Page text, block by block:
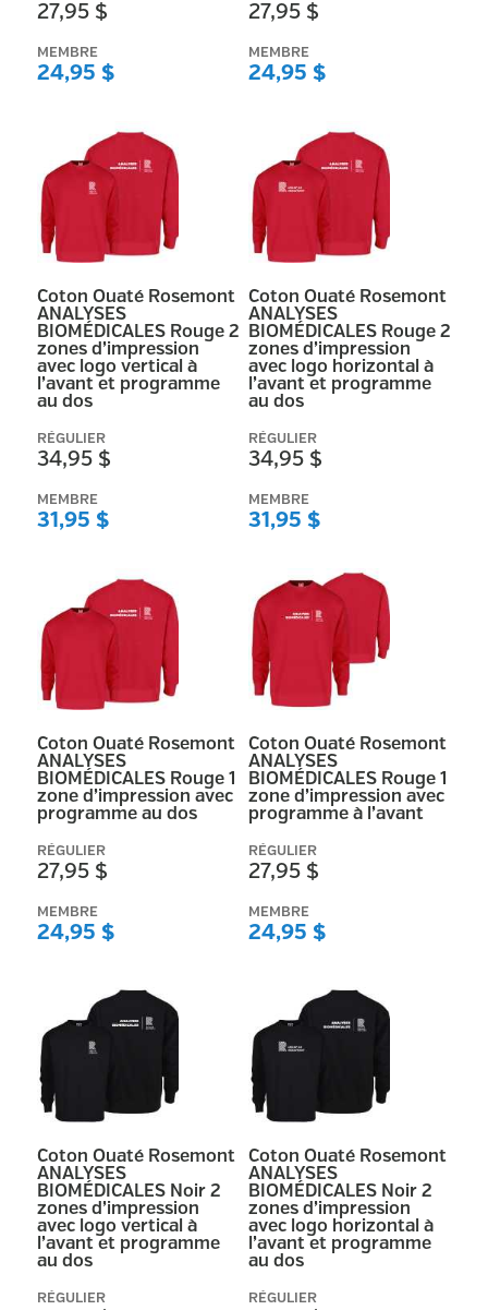
27,95 $
MEMBRE
24,95 $
27,95 $
MEMBRE
24,95 $
Coton Ouaté Rosemont
ANALYSES
BIOMÉDICALES Rouge 2
zones d’impression
avec logo vertical à
l’avant et programme
au dos
RÉGULIER
34,95 $
MEMBRE
31,95 $
Coton Ouaté Rosemont
ANALYSES
BIOMÉDICALES Rouge 2
zones d’impression
avec logo horizontal à
l’avant et programme
au dos
RÉGULIER
34,95 $
MEMBRE
31,95 $
Coton Ouaté Rosemont
ANALYSES
BIOMÉDICALES Rouge 1
zone d’impression avec
programme au dos
RÉGULIER
27,95 $
MEMBRE
24,95 $
Coton Ouaté Rosemont
ANALYSES
BIOMÉDICALES Rouge 1
zone d’impression avec
programme à l’avant
RÉGULIER
27,95 $
MEMBRE
24,95 $
Coton Ouaté Rosemont
ANALYSES
BIOMÉDICALES Noir 2
zones d’impression
avec logo vertical à
l’avant et programme
au dos
RÉGULIER
Coton Ouaté Rosemont
ANALYSES
BIOMÉDICALES Noir 2
zones d’impression
avec logo horizontal à
l’avant et programme
au dos
RÉGULIER